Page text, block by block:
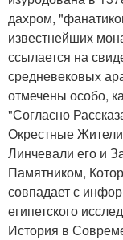
дахром,
известнейших
ссылается на
средневековых
отмечены особо,
"Согласно
Окрестные
Линчевали его и
Памятником,
совпадает с
египетского
История в